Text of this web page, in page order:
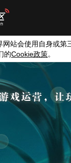
站会使用自身或第
的Cookie政策。